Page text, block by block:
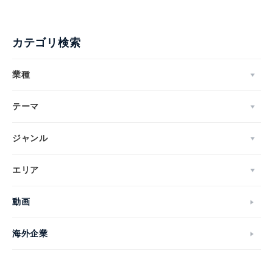
カテゴリ検索
業種
テーマ
ジャンル
エリア
動画
海外企業